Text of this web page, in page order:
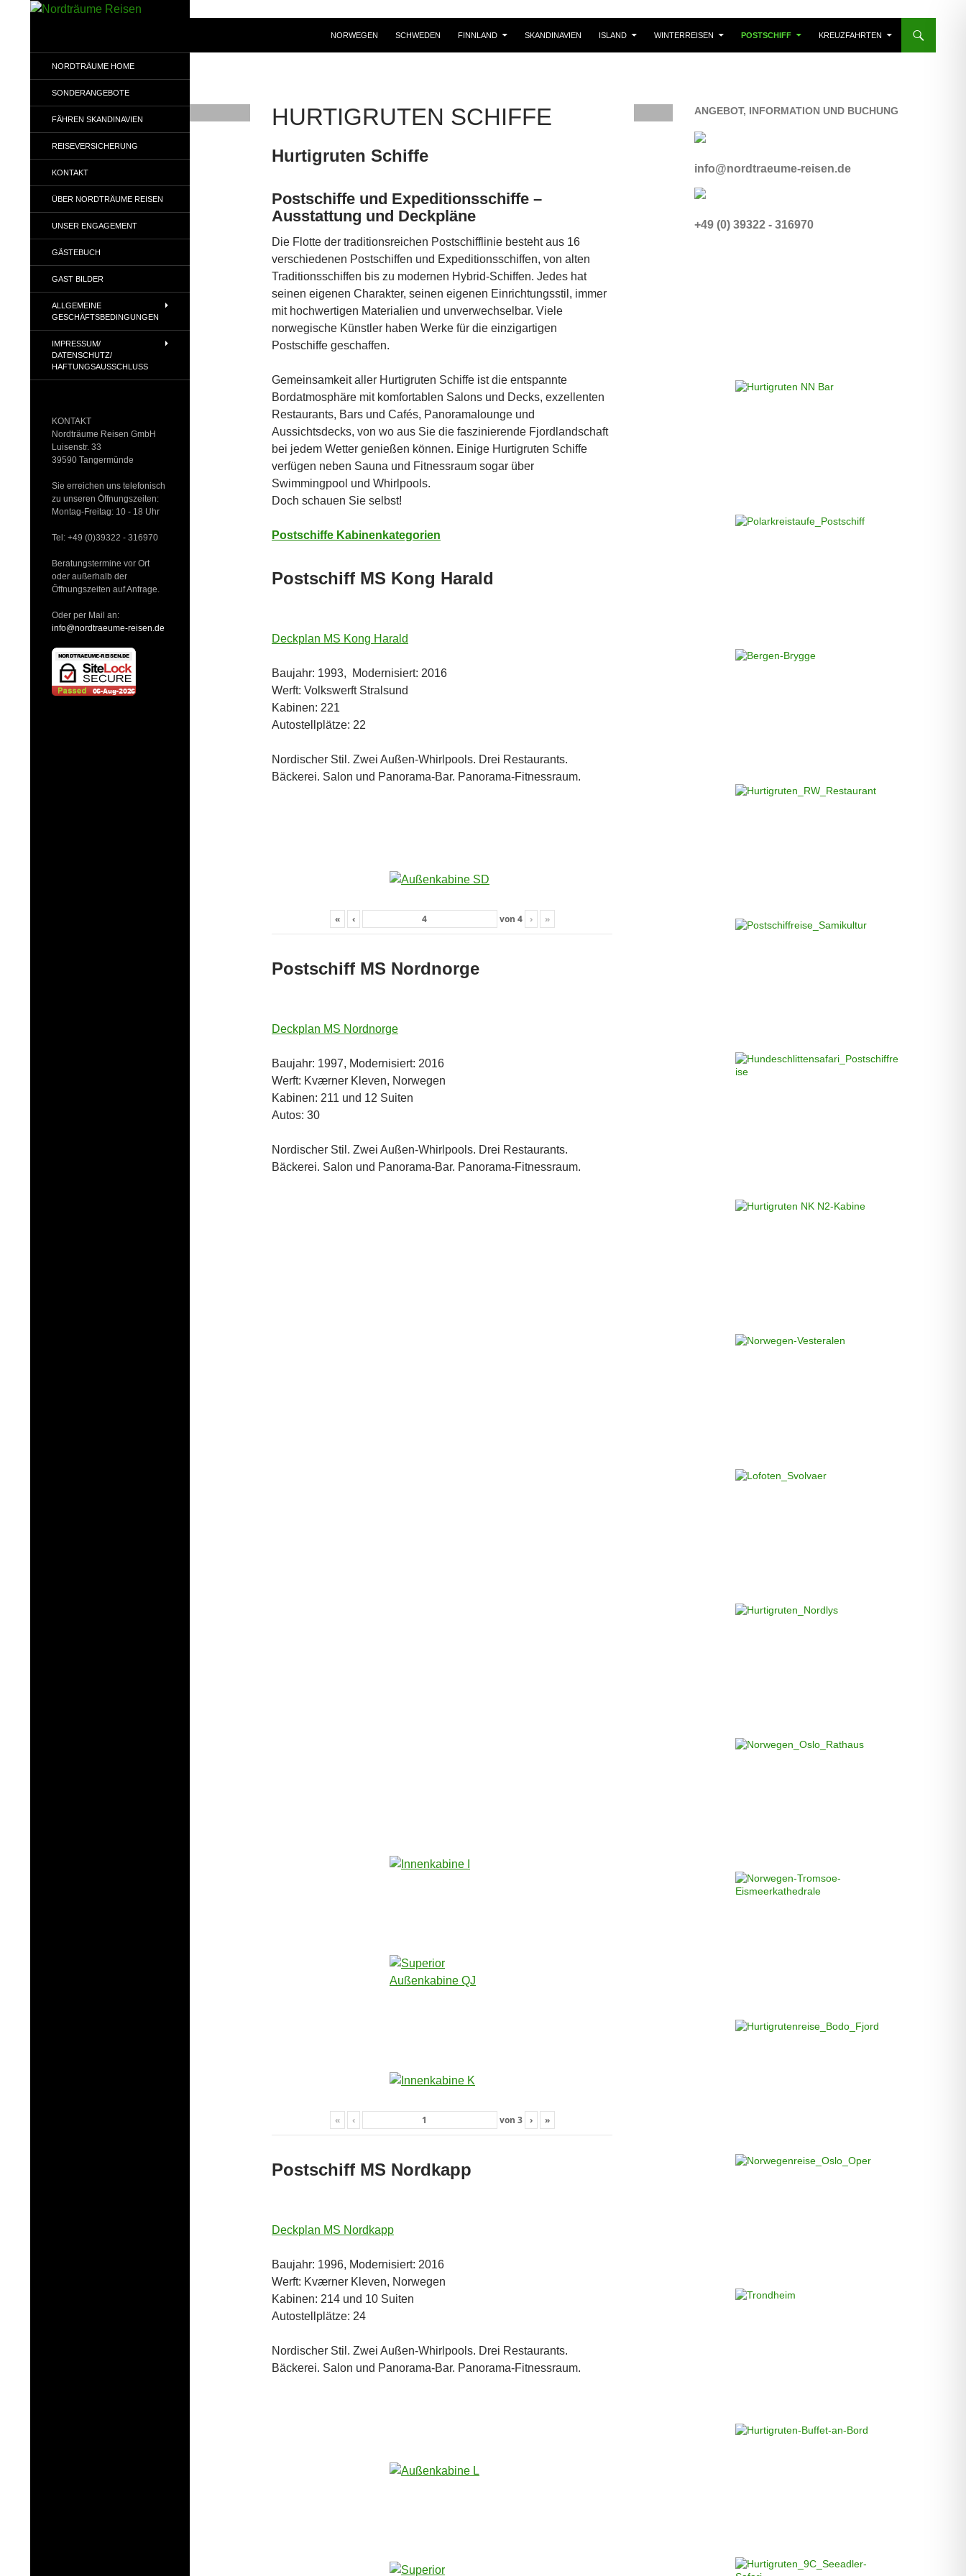
NORWEGEN SCHWEDEN FINNLAND SKANDINAVIEN ISLAND WINTERREISEN POSTSCHIFF KREUZFAHRTEN
HURTIGRUTEN SCHIFFE
Hurtigruten Schiffe
Postschiffe und Expeditionsschiffe –
Ausstattung und Deckpläne
Die Flotte der traditionsreichen Postschifflinie besteht aus 16
verschiedenen Postschiffen und Expeditionsschiffen, von alten
Traditionsschiffen bis zu modernen Hybrid-Schiffen. Jedes hat
seinen eigenen Charakter, seinen eigenen Einrichtungsstil, immer
mit hochwertigen Materialien und unverwechselbar. Viele
norwegische Künstler haben Werke für die einzigartigen
Postschiffe geschaffen.
Gemeinsamkeit aller Hurtigruten Schiffe ist die entspannte
Bordatmosphäre mit komfortablen Salons und Decks, exzellenten
Restaurants, Bars und Cafés, Panoramalounge und
Aussichtsdecks, von wo aus Sie die faszinierende Fjordlandschaft
bei jedem Wetter genießen können. Einige Hurtigruten Schiffe
verfügen neben Sauna und Fitnessraum sogar über
Swimmingpool und Whirlpools.
Doch schauen Sie selbst!
Postschiffe Kabinenkategorien
Postschiff MS Kong Harald
Deckplan MS Kong Harald
Baujahr: 1993, Modernisiert: 2016
Werft: Volkswerft Stralsund
Kabinen: 221
Autostellplätze: 22
Nordischer Stil. Zwei Außen-Whirlpools. Drei Restaurants.
Bäckerei. Salon und Panorama-Bar. Panorama-Fitnessraum.
« ‹ von 4 › »
Postschiff MS Nordnorge
Deckplan MS Nordnorge
Baujahr: 1997, Modernisiert: 2016
Werft: Kværner Kleven, Norwegen
Kabinen: 211 und 12 Suiten
Autos: 30
Nordischer Stil. Zwei Außen-Whirlpools. Drei Restaurants.
Bäckerei. Salon und Panorama-Bar. Panorama-Fitnessraum.
« ‹ von 3 › »
Postschiff MS Nordkapp
Deckplan MS Nordkapp
Baujahr: 1996, Modernisiert: 2016
Werft: Kværner Kleven, Norwegen
Kabinen: 214 und 10 Suiten
Autostellplätze: 24
Nordischer Stil. Zwei Außen-Whirlpools. Drei Restaurants.
Bäckerei. Salon und Panorama-Bar. Panorama-Fitnessraum.
ANGEBOT, INFORMATION UND BUCHUNG
info@nordtraeume-reisen.de
+49 (0) 39322 - 316970
NORDTRÄUME HOME
SONDERANGEBOTE
FÄHREN SKANDINAVIEN
REISEVERSICHERUNG
KONTAKT
ÜBER NORDTRÄUME REISEN
UNSER ENGAGEMENT
GÄSTEBUCH
GAST BILDER
ALLGEMEINE
GESCHÄFTSBEDINGUNGEN
IMPRESSUM/
DATENSCHUTZ/
HAFTUNGSAUSSCHLUSS
KONTAKT
Nordträume Reisen GmbH
Luisenstr. 33
39590 Tangermünde
Sie erreichen uns telefonisch
zu unseren Öffnungszeiten:
Montag-Freitag: 10 - 18 Uhr
Tel: +49 (0)39322 - 316970
Beratungstermine vor Ort
oder außerhalb der
Öffnungszeiten auf Anfrage.
Oder per Mail an:
info@nordtraeume-reisen.de